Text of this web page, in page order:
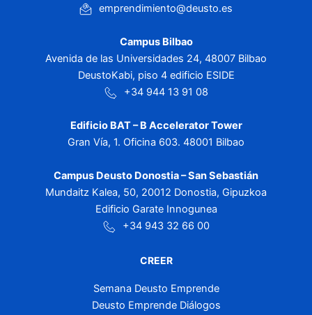
emprendimiento@deusto.es
Campus Bilbao
Avenida de las Universidades 24, 48007 Bilbao
DeustoKabi, piso 4 edificio ESIDE
+34 944 13 91 08
Edificio BAT – B Accelerator Tower
Gran Vía, 1. Oficina 603. 48001 Bilbao
Campus Deusto Donostia – San Sebastián
Mundaitz Kalea, 50, 20012 Donostia, Gipuzkoa
Edificio Garate Innogunea
+34 943 32 66 00
CREER
Semana Deusto Emprende
Deusto Emprende Diálogos